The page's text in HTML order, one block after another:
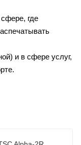
где
и в сфере услуг,